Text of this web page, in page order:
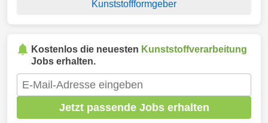
Kunststoffformgeber
Kostenlos die neuesten Kunststoffverarbeitung
Jobs erhalten.
Jetzt passende Jobs erhalten